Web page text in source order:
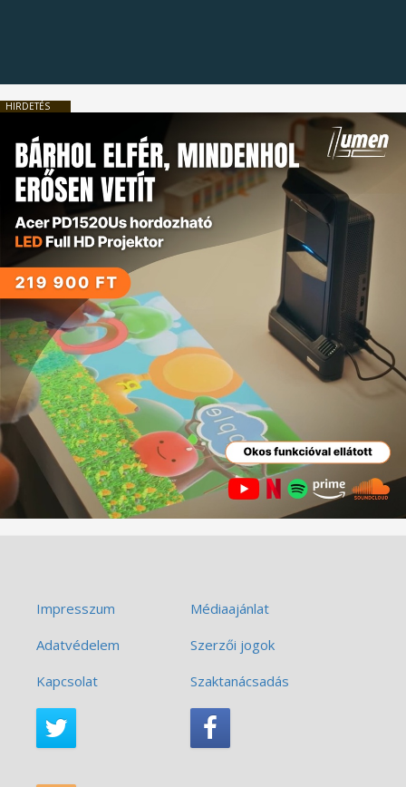
HIRDETÉS
Impresszum
Médiaajánlat
Adatvédelem
Szerzői jogok
Kapcsolat
Szaktanácsadás